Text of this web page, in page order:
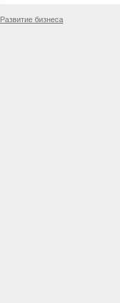
Развитие бизнеса